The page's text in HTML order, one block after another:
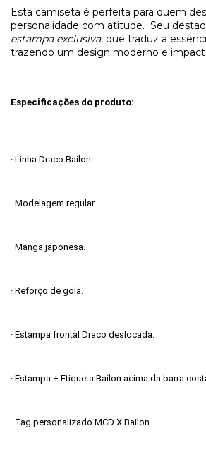
Esta camiseta é perfeita para quem
personalidade com atitude. Seu
estampa exclusiva, que traduz a
trazendo um design moderno e
Especificações do produto:
· Linha Draco Bailon.
· Modelagem regular.
· Manga japonesa.
· Reforço de gola.
· Estampa frontal Draco deslocada.
· Estampa + Etiqueta Bailon acima da barra
· Tag personalizado MCD X Bailon.